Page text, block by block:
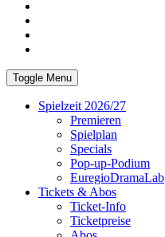
Toggle Menu
Spielzeit 2026/27
Premieren
Spielplan
Specials
Pop-up-Podium
EuregioDramaLab
Tickets & Abos
Ticket-Info
Ticketpreise